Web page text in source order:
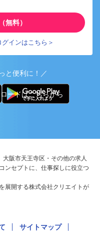
無料）
インはこちら＞
と便利に！／
ードはこちらから
大阪市天王寺区・その他の求人
ンセプトに、仕事探しに役立つ
展開する株式会社クリエイトが
サイトマップ